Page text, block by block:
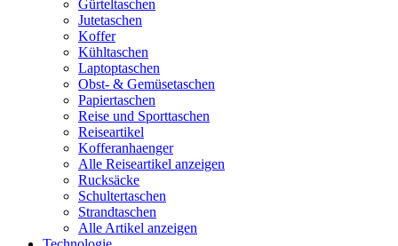
Gürteltaschen
Jutetaschen
Koffer
Kühltaschen
Laptoptaschen
Obst- & Gemüsetaschen
Papiertaschen
Reise und Sporttaschen
Reiseartikel
Kofferanhaenger
Alle Reiseartikel anzeigen
Rucksäcke
Schultertaschen
Strandtaschen
Alle Artikel anzeigen